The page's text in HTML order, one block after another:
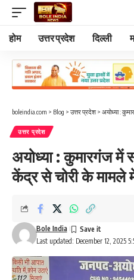
होम उत्तर प्रदेश दिल्ली
boleindia.com > Blog > उत्तर प्रदेश> अयोध्या :
उत्तर प्रदेश
अयोध्या : कुमारगंज
केंद्र से चोरी के मामले
Last updated: December 12, 2025
Bole India